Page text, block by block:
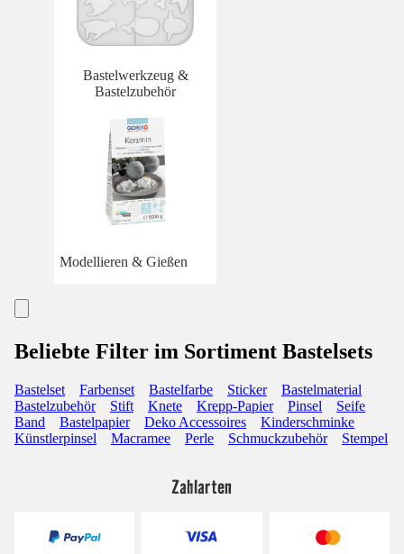
Bastelwerkzeug &
Bastelzubehör
Modellieren & Gießen
Beliebte Filter im Sortiment Bastelsets
Bastelset Farbenset Bastelfarbe Sticker
Bastelmaterial
Bastelzubehör
Stift Knete Krepp-Papier Pinsel
Seife
Band
Bastelpapier Deko Accessoires
Kinderschminke
Künstlerpinsel
Macramee Perle Schmuckzubehör Stempel
Zahlarten